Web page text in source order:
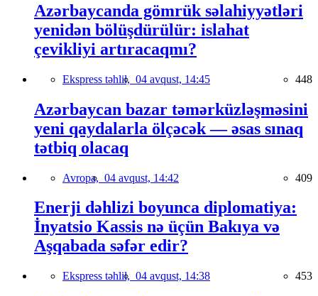
Azərbaycanda gömrük səlahiyyətləri
yenidən bölüşdürülür: islahat
çevikliyi artıracaqmı?
Ekspress təhlil, 04 avqust, 14:45 448
Azərbaycan bazar təmərküzləşməsini
yeni qaydalarla ölçəcək — əsas sınaq
tətbiq olacaq
Avropa, 04 avqust, 14:42 409
Enerji dəhlizi boyunca diplomatiya:
İnyatsio Kassis nə üçün Bakıya və
Aşqabada səfər edir?
Ekspress təhlil, 04 avqust, 14:38 453